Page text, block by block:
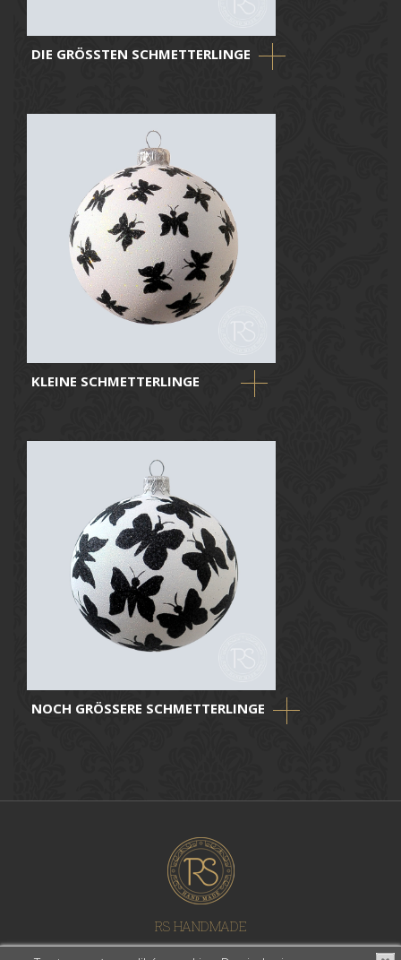
DIE GRÖSSTEN SCHMETTERLINGE
KLEINE SCHMETTERLINGE
NOCH GRÖSSERE SCHMETTERLINGE
RS HANDMADE